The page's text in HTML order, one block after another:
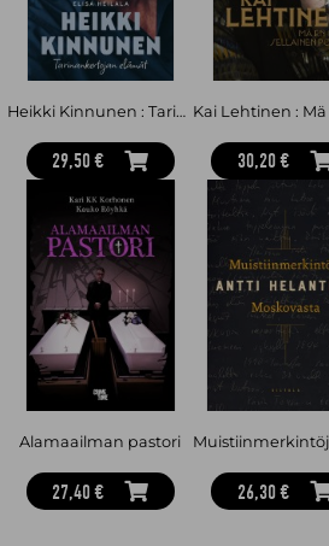
Heikki Kinnunen : Tarinankertojan elämät
29,50 € 30,20 €
Alamaailman pastori
27,40 € 26,30 €